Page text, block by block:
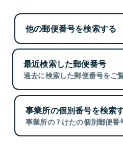
他の郵便番号を検索する
最近検索した郵便番号
過去に検索した郵便番号をご
事業所の個別番号を検索
事業所の７けたの個別郵便番